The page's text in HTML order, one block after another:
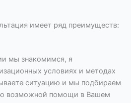
имеет ряд преимуществ:
мы знакомимся, я
условиях и методах
ситуацию и мы подбираем
возможной помощи в Вашем